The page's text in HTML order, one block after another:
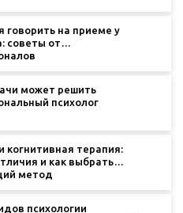
говорить на приеме у
советы от
может решить
психолог
когнитивная терапия:
и как выбрать
метод
психологии